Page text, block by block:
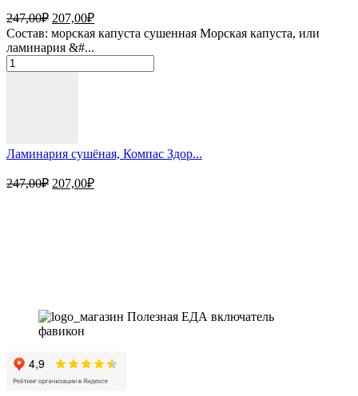
247,00₽ Первоначальная
цена
составляла
247,00₽.
207,00₽Текущая
цена:
Состав: морская капуста сушенная Морская капуста, или
ламинария &#...
Количество
товара
100г
Ламинария сушёная, Компас Здор...
247,00₽ Первоначальная
207,00₽Текущая